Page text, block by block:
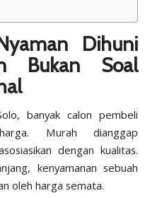
Dihuni
Bukan Soal
banyak calon pembeli
Murah dianggap
dengan kualitas.
kenyamanan sebuah
oleh harga semata.